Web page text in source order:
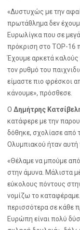
«Δυστυχώς με την
πρωτάθλημα δεν
Ευρωλίγκα που σε
πρόκριση στο ΤΟP-16
Έχουμε αρκετά
τον ρυθμό του
είμαστε πιο φρέσκοι
κάνουμε», πρόσθεσε.
Ο Δημήτρης
κατάφερε με την
δόθηκε, σχολίασε από
Ολυμπιακού ήταν αυτή
«Θέλαμε να μπούμε
στην άμυνα. Μάλιστα
εύκολους πόντους
νομίζω το
περισσότερα σε κάθε
Ευρώπη είναι πολύ